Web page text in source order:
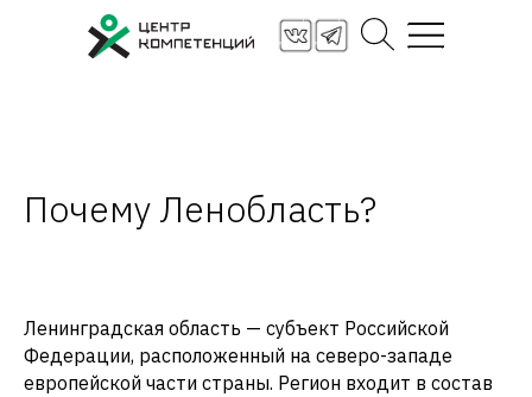
Стать партнёром
Почему Ленобласть?
Ленинградская область — субъект Российской
Федерации, расположенный на северо-западе
европейской части страны. Регион входит в состав